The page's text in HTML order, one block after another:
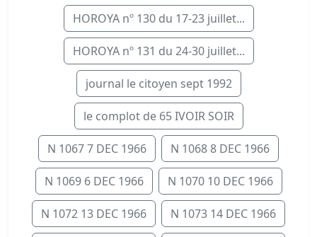
HOROYA nº 130 du 17-23 juillet...
HOROYA nº 131 du 24-30 juillet...
journal le citoyen sept 1992
le complot de 65 IVOIR SOIR
N 1067 7 DEC 1966 N 1068 8 DEC 1966
N 1069 6 DEC 1966 N 1070 10 DEC 1966
N 1072 13 DEC 1966 N 1073 14 DEC 1966